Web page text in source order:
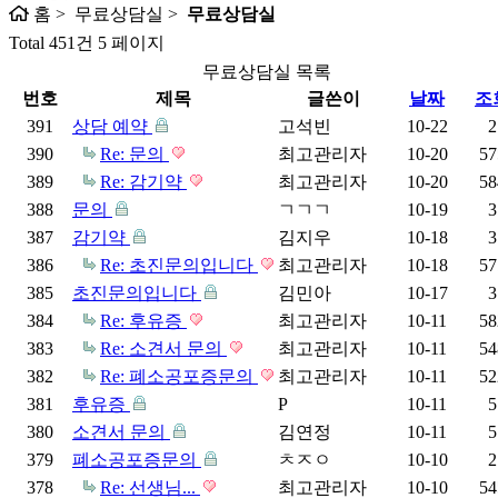
홈 > 무료상담실 > 무료상담실
Total 451건 5 페이지
무료상담실 목록
번호
제목 글쓴이 날짜
조
391
상담 예약 고석빈 10-22
2
390
Re: 문의 최고관리자 10-20
389
Re: 감기약 최고관리자 10-20
388
문의 ㄱㄱㄱ 10-19
3
387
감기약 김지우 10-18
3
386
Re: 초진문의입니다 최고관리자 10-18
385
초진문의입니다 김민아 10-17
3
384
Re: 후유증 최고관리자 10-11
383
Re: 소견서 문의 최고관리자 10-11
382
Re: 폐소공포증문의 최고관리자 10-11
381
후유증 P 10-11
5
380
소견서 문의 김연정 10-11
5
379
폐소공포증문의 ㅊㅈㅇ 10-10
2
378
Re: 선생님... 최고관리자 10-10